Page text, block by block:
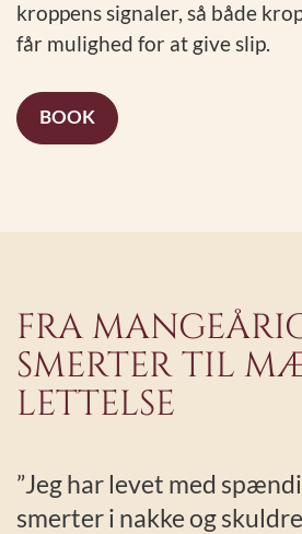
kroppens signaler, så både
får mulighed for at give slip.
BOOK
FRA
SMERTER TIL
LETTELSE
”Jeg har levet med
smerter i nakke og